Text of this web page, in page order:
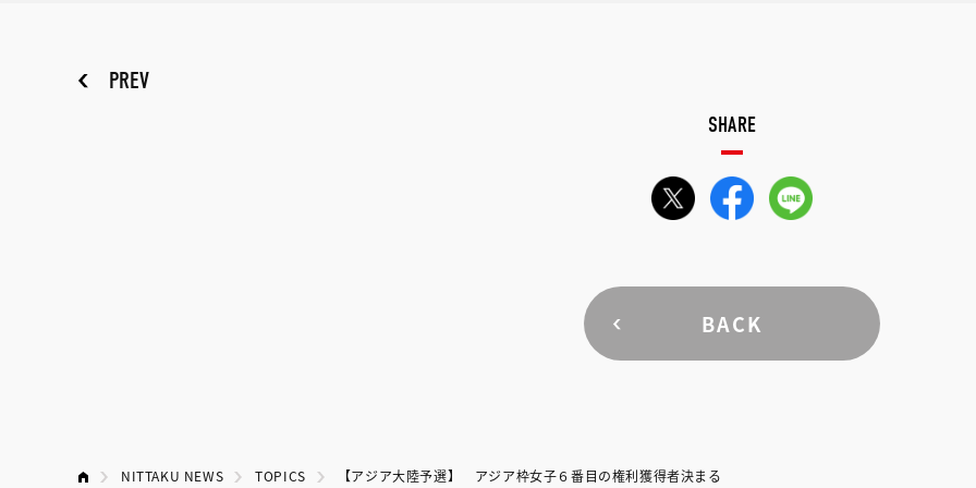
PREV
SHARE
BACK
NITTAKU NEWS TOPICS 【アジア大陸予選】 アジア枠女子６番目の権利獲得者決まる